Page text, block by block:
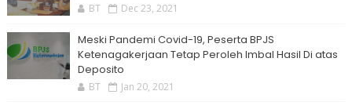
BT Dec 23, 2021
Meski Pandemi Covid-19, Peserta BPJS
Ketenagakerjaan Tetap Peroleh Imbal Hasil Di atas
Deposito
BT Jan 20, 2021